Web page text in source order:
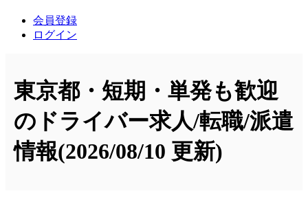
会員登録
ログイン
東京都・短期・単発も歓迎
のドライバー求人/転職/派遣
情報(2026/08/10 更新)